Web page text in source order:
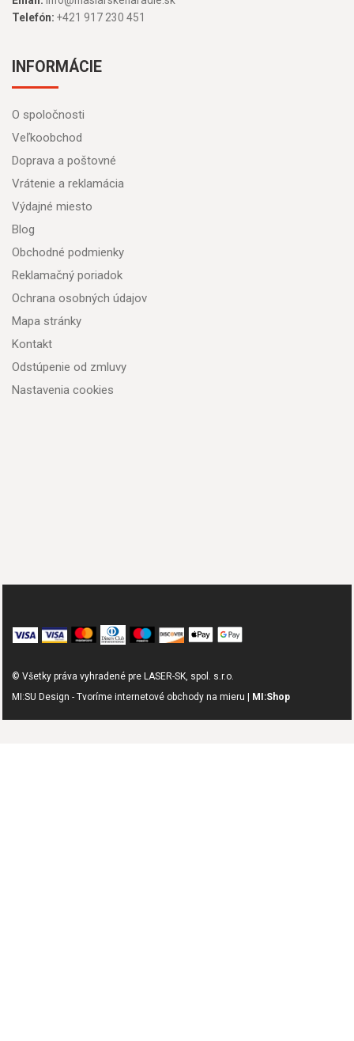
Telefón: +421 917 230 451
INFORMÁCIE
O spoločnosti
Veľkoobchod
Doprava a poštovné
Vrátenie a reklamácia
Výdajné miesto
Blog
Obchodné podmienky
Reklamačný poriadok
Ochrana osobných údajov
Mapa stránky
Kontakt
Odstúpenie od zmluvy
Nastavenia cookies
© Všetky práva vyhradené pre LASER-SK, spol. s.r.o.
MI:SU Design - Tvoríme internetové obchody na mieru |
MI:Shop